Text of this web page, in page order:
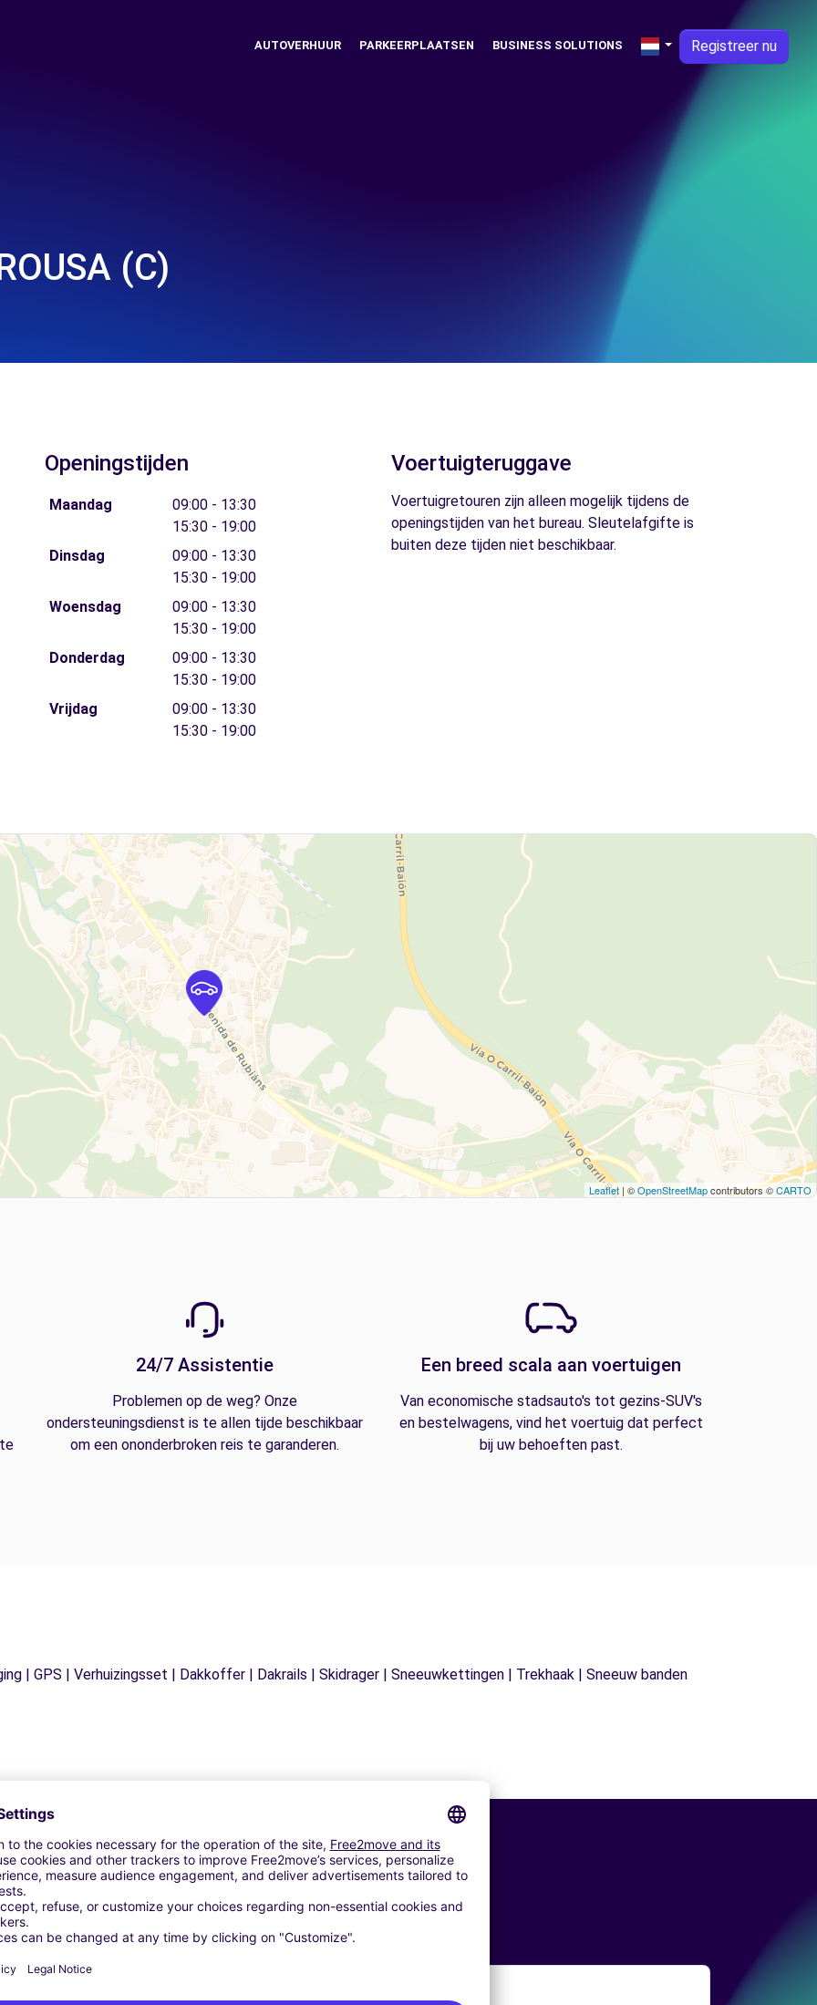
AUTOVERHUUR PARKEERPLAATSEN BUSINESS SOLUTIONS Registreer nu
(C)
Openingstijden
Maandag
09:00 - 13:30
15:30 - 19:00
Dinsdag
09:00 - 13:30
15:30 - 19:00
Woensdag
09:00 - 13:30
15:30 - 19:00
Donderdag
09:00 - 13:30
15:30 - 19:00
Vrijdag
09:00 - 13:30
15:30 - 19:00
Voertuigteruggave
Voertuigretouren zijn alleen mogelijk tijdens de
openingstijden van het bureau. Sleutelafgifte is
buiten deze tijden niet beschikbaar.
Leaflet| ©OpenStreetMapcontributors ©CARTO
24/7 Assistentie
Problemen op de weg? Onze
ondersteuningsdienst is te allen tijde beschikbaar
om een ononderbroken reis te garanderen.
Een breed scala aan voertuigen
Van economische stadsauto's tot gezins-SUV's
en bestelwagens, vind het voertuig dat perfect
bij uw behoeften past.
| GPS | Verhuizingsset | Dakkoffer | Dakrails | Skidrager | Sneeuwkettingen | Trekhaak | Sneeuw banden
Vergelijkbare Agentschappen